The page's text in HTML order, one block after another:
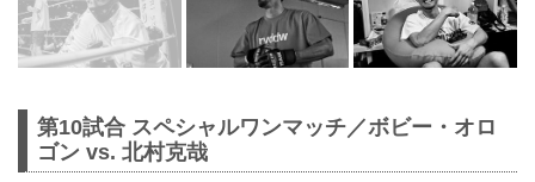
第10試合 スペシャルワンマッチ／ボビー・オロ
ゴン vs. 北村克哉